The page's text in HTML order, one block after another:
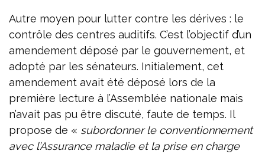
Autre moyen pour lutter contre les dérives : le
contrôle des centres auditifs. C’est l’objectif d’un
amendement déposé par le gouvernement, et
adopté par les sénateurs. Initialement, cet
amendement avait été déposé lors de la
première lecture à l’Assemblée nationale mais
n’avait pas pu être discuté, faute de temps. Il
propose de « subordonner le conventionnement
avec l’Assurance maladie et la prise en charge